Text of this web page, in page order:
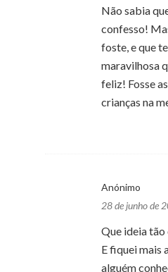
Não sabia
confesso!
foste, e que
maravilhosa
feliz! Fosse
crianças na
Anónimo
28 de junho de
Que ideia tão
E fiquei mais
alguém